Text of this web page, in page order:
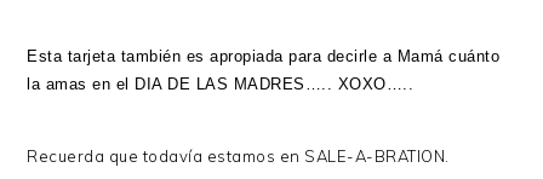
Esta tarjeta también es apropiada para decirle a Mamá cuánto
la amas en el DIA DE LAS MADRES….. XOXO…..
Recuerda que todavía estamos en SALE-A-BRATION.